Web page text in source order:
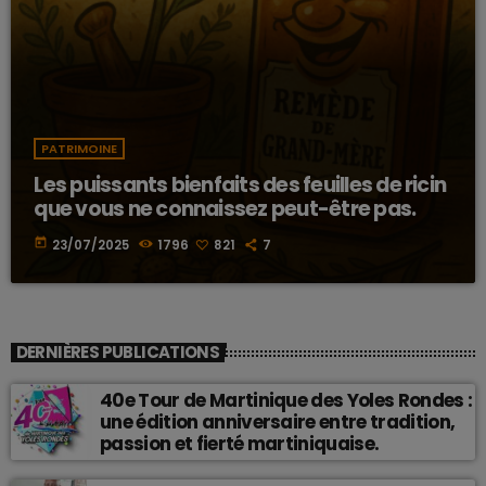
PATRIMOINE
Les puissants bienfaits des feuilles de ricin
que vous ne connaissez peut-être pas.
today 23/07/2025 1796 821 7
DERNIÈRES PUBLICATIONS
40e Tour de Martinique des Yoles Rondes :
une édition anniversaire entre tradition,
passion et fierté martiniquaise.